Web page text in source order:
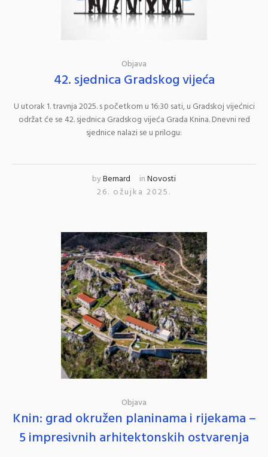
Objava
42. sjednica Gradskog vijeća
U utorak 1. travnja 2025. s početkom u 16:30 sati, u Gradskoj vijećnici
održat će se 42. sjednica Gradskog vijeća Grada Knina. Dnevni red
sjednice nalazi se u prilogu:
byBernard inNovosti
26. ožujka 2025.
Objava
Knin: grad okružen planinama i rijekama –
5 impresivnih arhitektonskih ostvarenja